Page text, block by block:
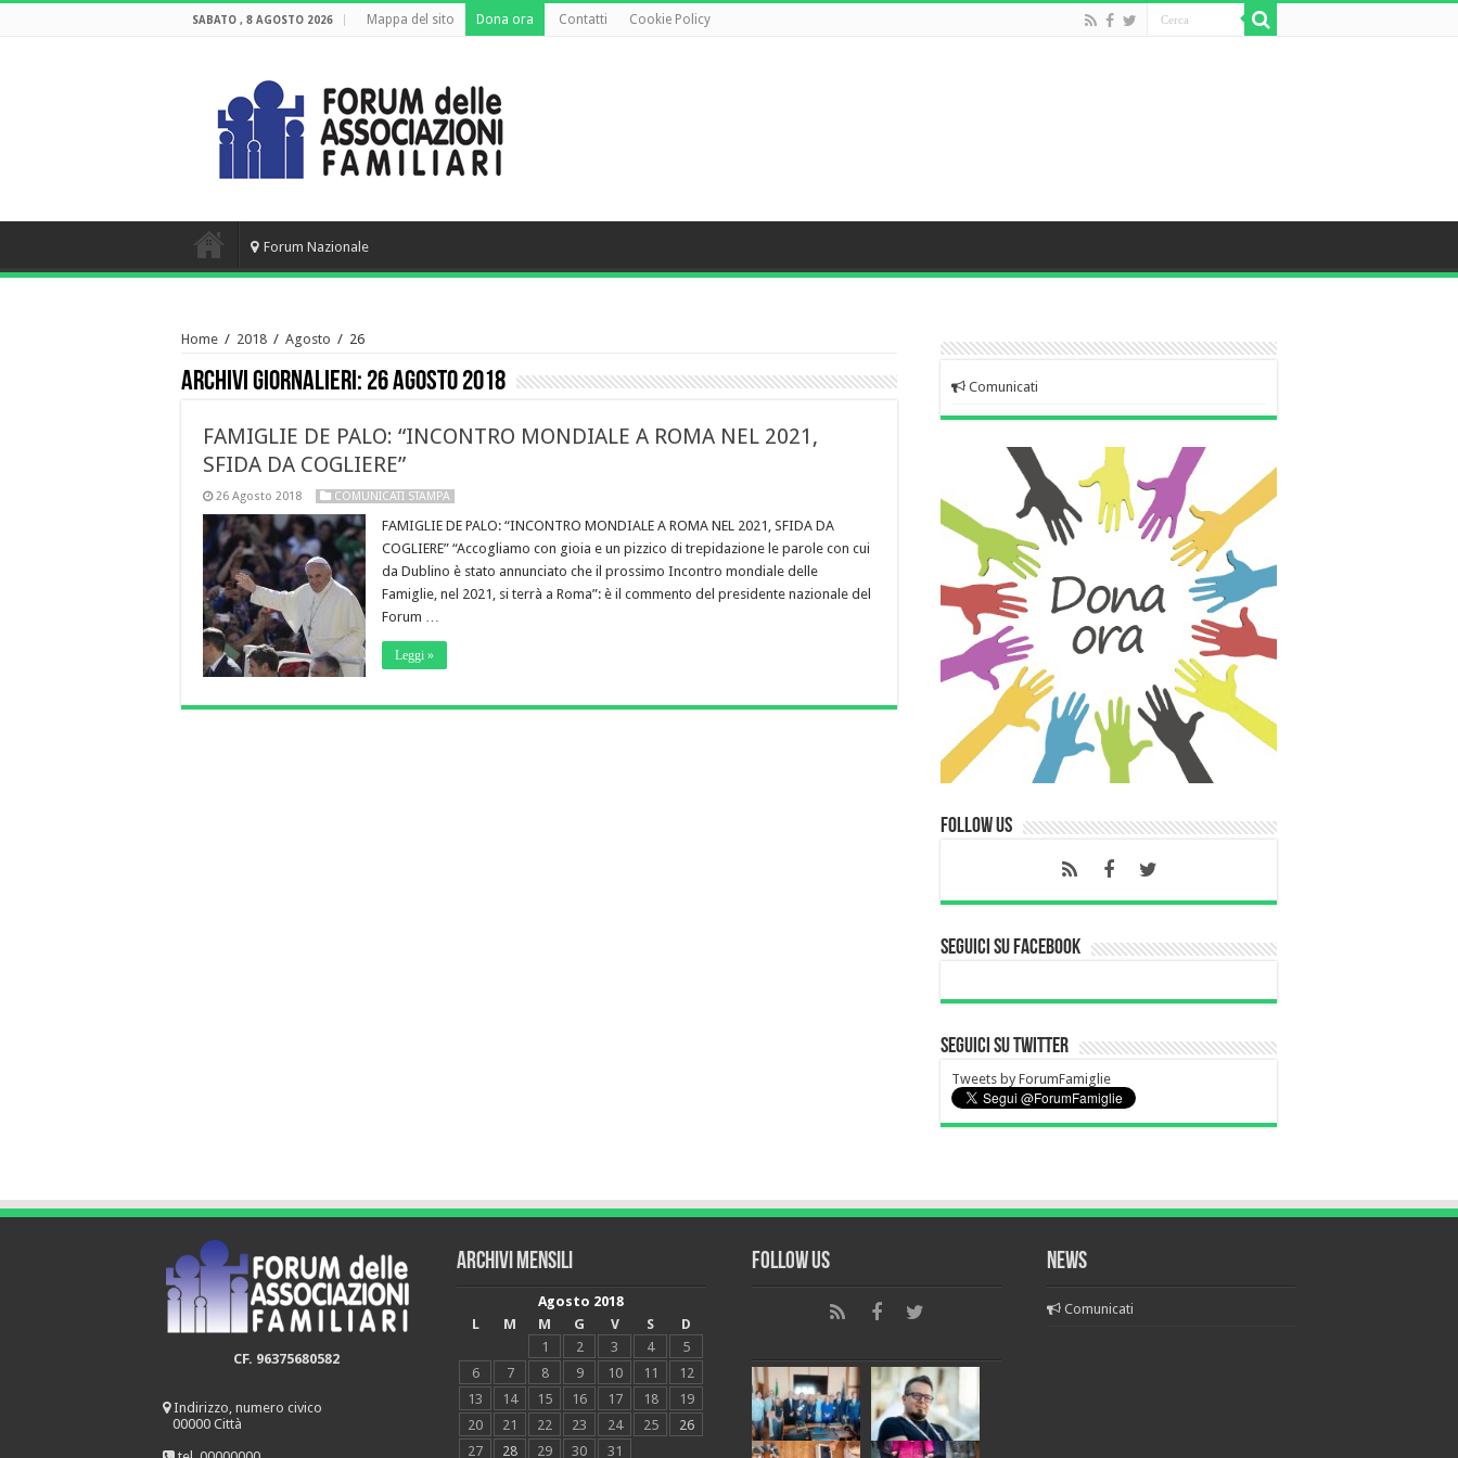
SABATO , 8 AGOSTO 2026 Mappa del sito Dona ora Contatti Cookie Policy
Forum Nazionale
Home / 2018 / Agosto / 26
Archivi giornalieri: 26 Agosto 2018
FAMIGLIE DE PALO: “INCONTRO MONDIALE A ROMA NEL 2021,
SFIDA DA COGLIERE”
26 Agosto 2018 COMUNICATI STAMPA
FAMIGLIE DE PALO: “INCONTRO MONDIALE A ROMA NEL 2021, SFIDA DA
COGLIERE” “Accogliamo con gioia e un pizzico di trepidazione le parole con cui
da Dublino è stato annunciato che il prossimo Incontro mondiale delle
Famiglie, nel 2021, si terrà a Roma”: è il commento del presidente nazionale del
Forum …
Leggi »
Comunicati
Follow Us
Seguici su Facebook
Seguici su Twitter
Tweets by ForumFamiglie
CF. 96375680582
Indirizzo, numero civico
00000 Città
Archivi mensili
Agosto 2018
L
M M G V S
D
1
2 3 4
5
6
7 8 9 10 11
12
13
14 15 16 17 18
19
20
21 22 23 24 25
26
27
28 29 30 31
Follow Us News
Comunicati